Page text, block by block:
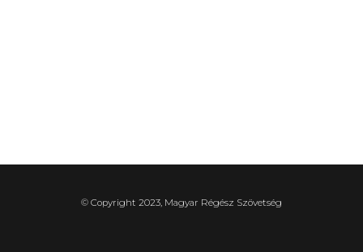
© Copyright 2023, Magyar Régész Szövetség